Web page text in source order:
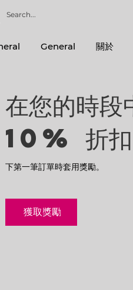
General 關於
在您的時段
10% 折扣
下第一筆訂單時套用獎勵。
獲取獎勵